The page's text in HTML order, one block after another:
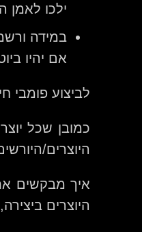
ילכו לאמן
במידה
אם יהיו
לביצוע פומבי
כמובן שכל
היוצרים/
איך מבקשים
היוצרים